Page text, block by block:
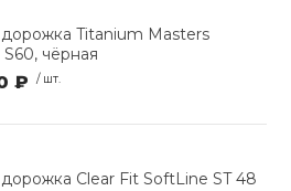
дорожка Titanium Masters
чёрная
₽ / шт.
дорожка Clear Fit SoftLine ST 48